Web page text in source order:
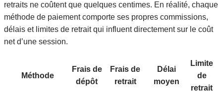
retraits ne coûtent que quelques centimes. En réalité, chaque
méthode de paiement comporte ses propres commissions,
délais et limites de retrait qui influent directement sur le coût
net d’une session.
Méthode
Frais de
dépôt
Frais de
retrait
Délai
moyen
Limite
de
retrait